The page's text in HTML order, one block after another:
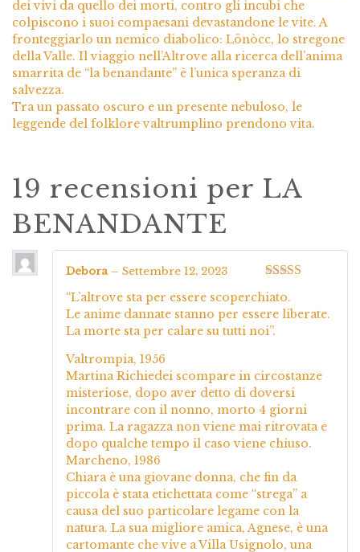
dei vivi da quello dei morti, contro gli incubi che
colpiscono i suoi compaesani devastandone le vite. A
fronteggiarlo un nemico diabolico: Lönòcc, lo stregone
della Valle. Il viaggio nell’Altrove alla ricerca dell’anima
smarrita de “la benandante” è l’unica speranza di
salvezza.
Tra un passato oscuro e un presente nebuloso, le
leggende del folklore valtrumplino prendono vita.
19 recensioni per LA
BENANDANTE
Valutato
su 5
Debora – Settembre 12, 2023
“L’altrove sta per essere scoperchiato.
Le anime dannate stanno per essere liberate.
La morte sta per calare su tutti noi”.
Valtrompia, 1956
Martina Richiedei scompare in circostanze
misteriose, dopo aver detto di doversi
incontrare con il nonno, morto 4 giorni
prima. La ragazza non viene mai ritrovata e
dopo qualche tempo il caso viene chiuso.
Marcheno, 1986
Chiara è una giovane donna, che fin da
piccola è stata etichettata come “strega” a
causa del suo particolare legame con la
natura. La sua migliore amica, Agnese, è una
cartomante che vive a Villa Usignolo, una